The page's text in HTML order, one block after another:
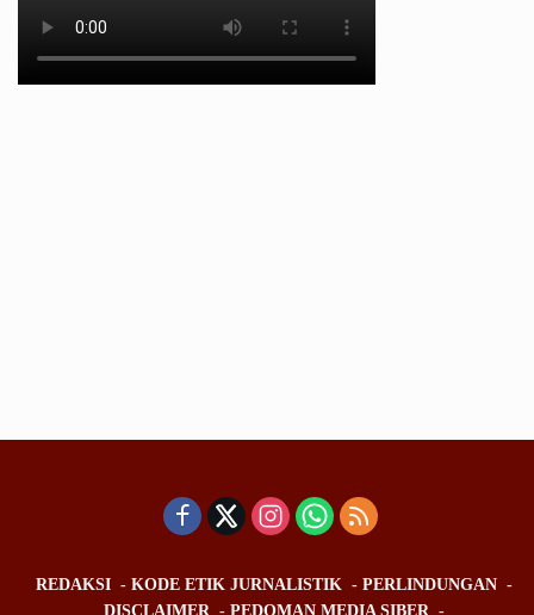
REDAKSI KODE ETIK JURNALISTIK
PERLINDUNGAN
DISCLAIMER
PEDOMAN MEDIA SIBER